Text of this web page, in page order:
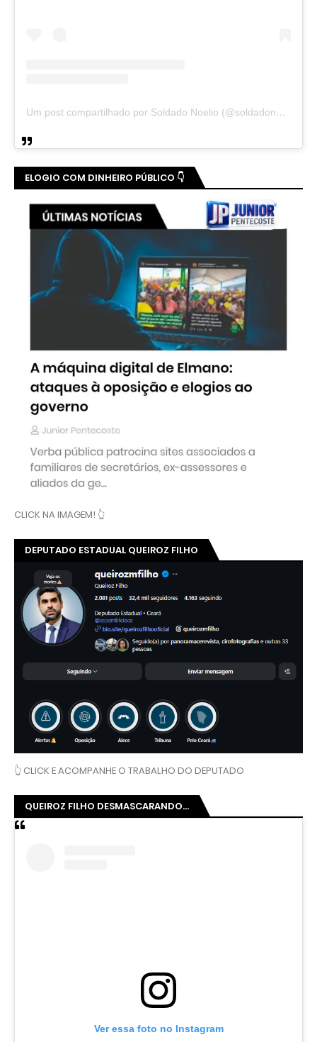
Um post compartilhado por Soldado Noelio (@soldadonoelio)
ELOGIO COM DINHEIRO PÚBLICO 👇
CLICK NA IMAGEM! 👆
DEPUTADO ESTADUAL QUEIROZ FILHO
👆 CLICK E ACOMPANHE O TRABALHO DO DEPUTADO
QUEIROZ FILHO DESMASCARANDO...
Ver essa foto no Instagram